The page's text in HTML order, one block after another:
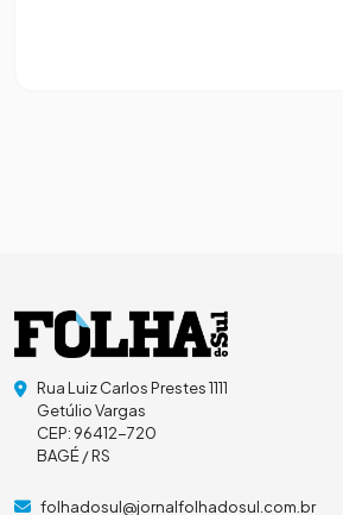
Rua Luiz Carlos Prestes 1111
Getúlio Vargas
CEP: 96412-720
BAGÉ / RS
folhadosul@jornalfolhadosul.com.br